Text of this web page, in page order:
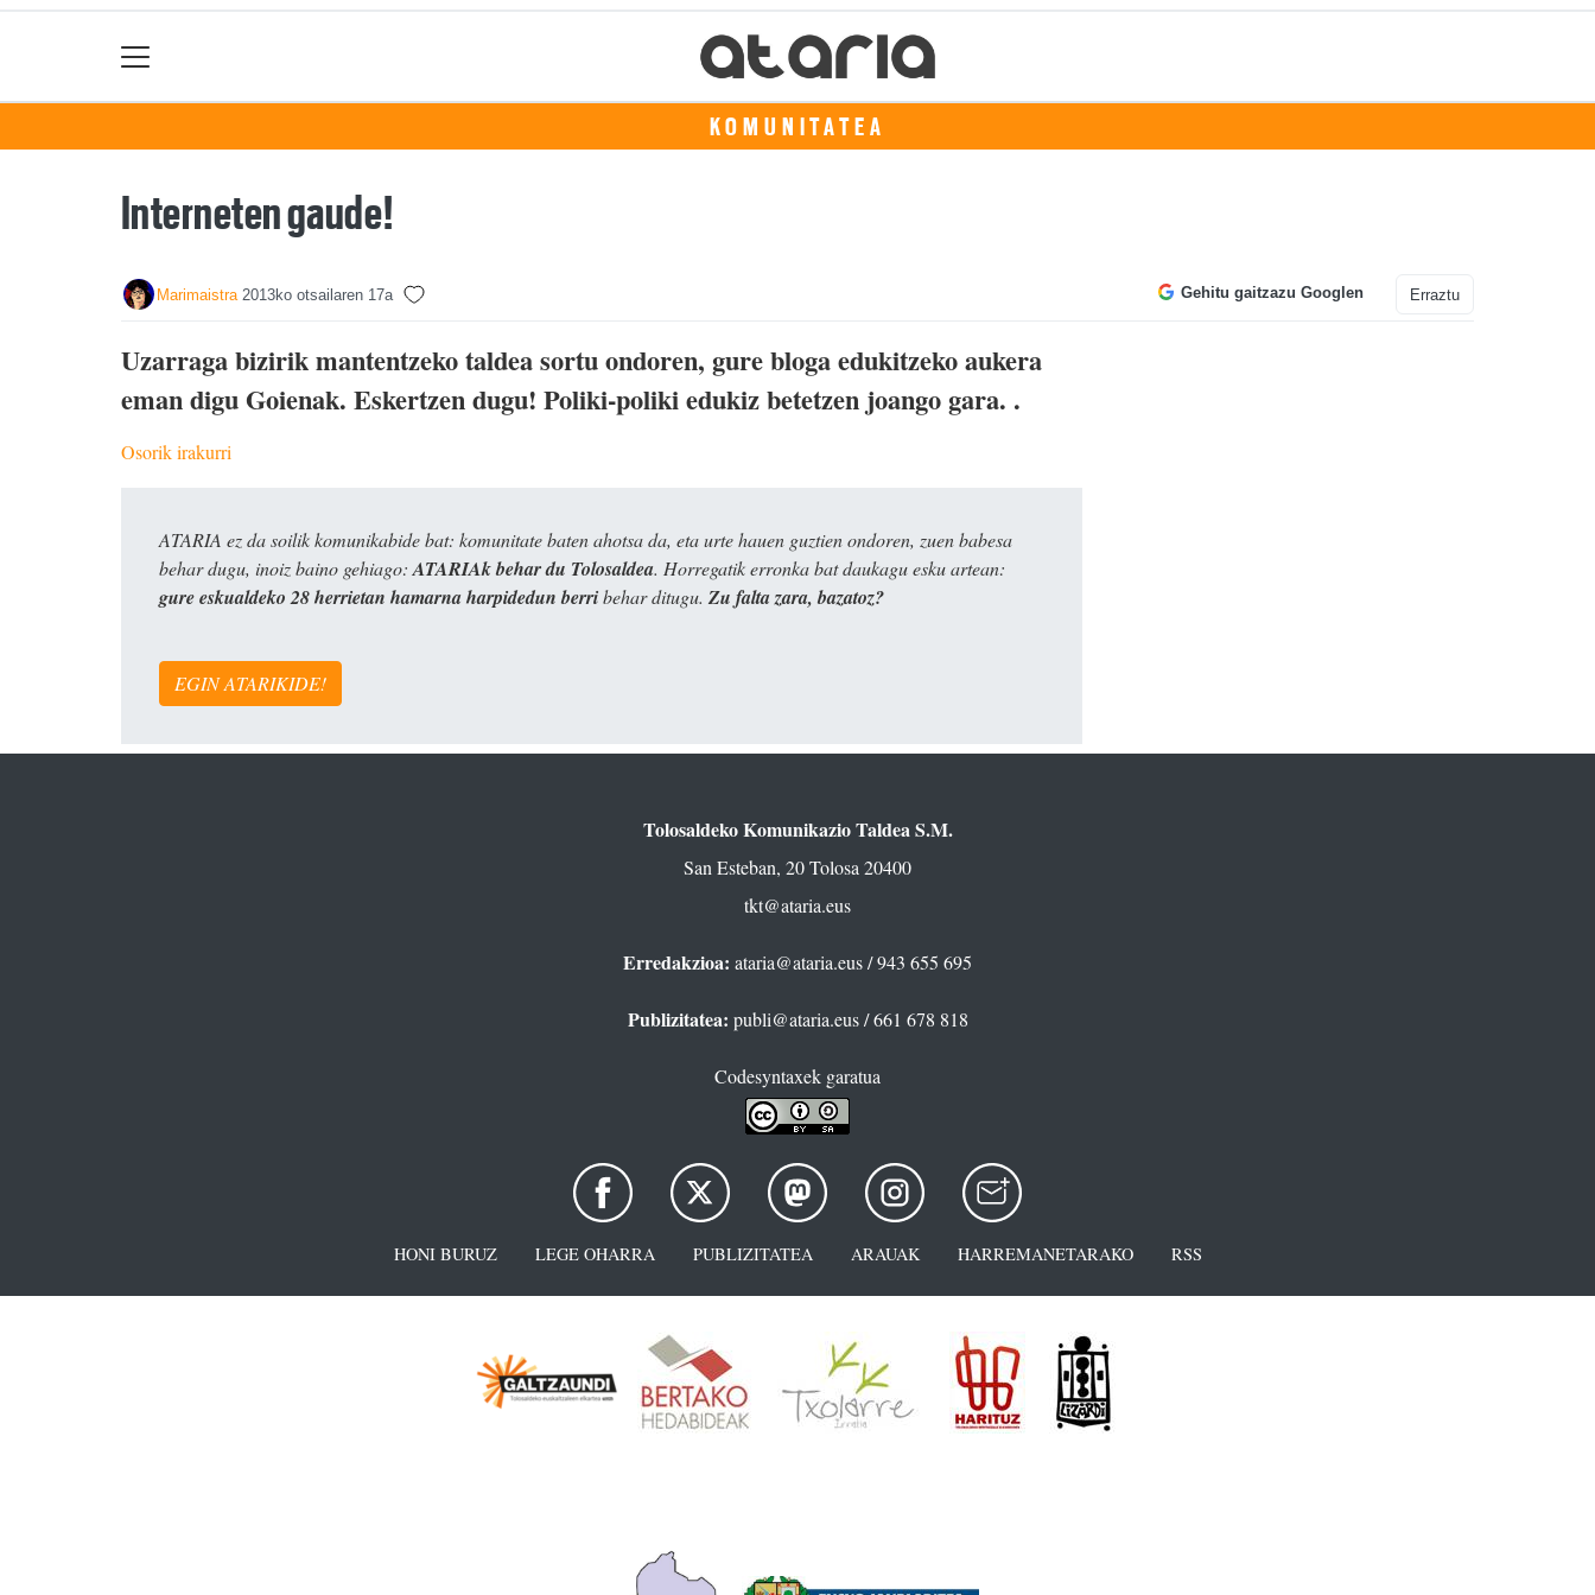
KOMUNITATEA
Interneten gaude!
Marimaistra 2013ko otsailaren 17a Gehitu gaitzazu Googlen Erraztu
Uzarraga bizirik mantentzeko taldea sortu ondoren, gure bloga edukitzeko aukera
eman digu Goienak. Eskertzen dugu! Poliki-poliki edukiz betetzen joango gara. .
Osorik irakurri
ATARIA ez da soilik komunikabide bat: komunitate baten ahotsa da, eta urte hauen guztien ondoren, zuen babesa
behar dugu, inoiz baino gehiago: ATARIAk behar du Tolosaldea. Horregatik erronka bat daukagu esku artean:
gure eskualdeko 28 herrietan hamarna harpidedun berribehar ditugu. Zu falta zara, bazatoz?
EGIN ATARIKIDE!
Tolosaldeko Komunikazio Taldea S.M.
San Esteban, 20 Tolosa 20400
tkt@ataria.eus
Erredakzioa: ataria@ataria.eus/ 943 655 695
Publizitatea: publi@ataria.eus/ 661 678 818
Codesyntaxek garatua
HONI BURUZ LEGE OHARRA PUBLIZITATEA ARAUAK HARREMANETARAKO RSS